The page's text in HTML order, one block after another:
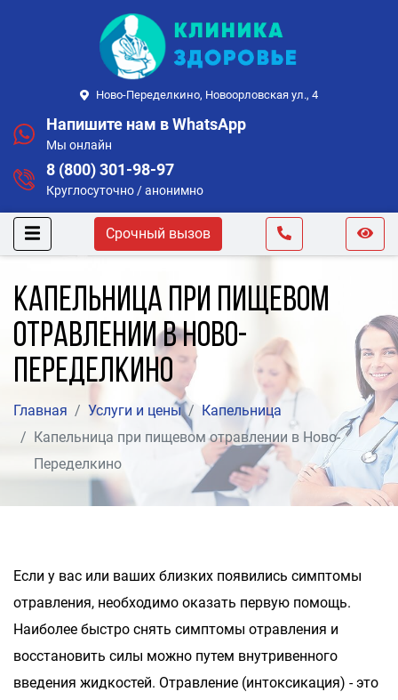
Ново-Переделкино, Новоорловская ул., 4
Напишите нам в WhatsApp
Мы онлайн
8 (800) 301-98-97
Круглосуточно / анонимно
Срочный вызов
Капельница при пищевом
отравлении в Ново-
Переделкино
Главная Услуги и цены
Капельница
Капельница при пищевом отравлении в Ново-
Переделкино
Если у вас или ваших близких появились симптомы
отравления, необходимо оказать первую помощь.
Наиболее быстро снять симптомы отравления и
восстановить силы можно путем внутривенного
введения жидкостей. Отравление (интоксикация) - это